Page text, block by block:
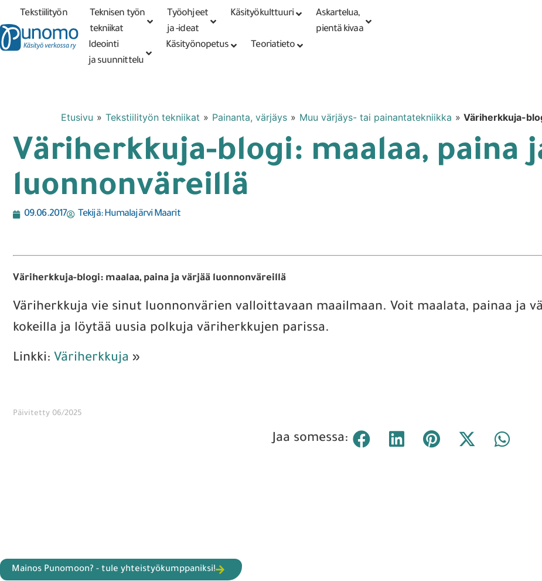
Tarkennettu PunomoputiikkiKirjaudu tai
rekisteröidy
Tekstiilityön
tekniikat
Teknisen työn
tekniikat
Työohjeet
ja -ideat
Käsityökulttuuri
Askartelua,
pientä kivaa
Ideointi
ja suunnittelu
Käsityönopetus Teoriatieto
Etusivu » Tekstiilityön tekniikat » Painanta, värjäys » Muu värjäys- tai painantatekniikka » Väriherkkuja-
Väriherkkuja-blogi: maalaa, paina
luonnonväreillä
09.06.2017 Tekijä:Humalajärvi Maarit
Väriherkkuja-blogi: maalaa, paina ja värjää luonnonväreillä
Väriherkkuja vie sinut luonnonvärien valloittavaan maailmaan. Voit maalata, painaa ja
kokeilla ja löytää uusia polkuja väriherkkujen parissa.
Linkki: Väriherkkuja »
Päivitetty 06/2025
Jaa somessa:
Mainos Punomoon? - tule yhteistyökumppaniksi!